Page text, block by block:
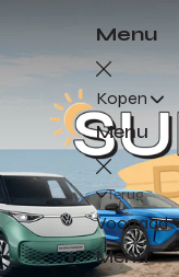
Menu
Kopen
Menu
Terug
Voorraad
Menu